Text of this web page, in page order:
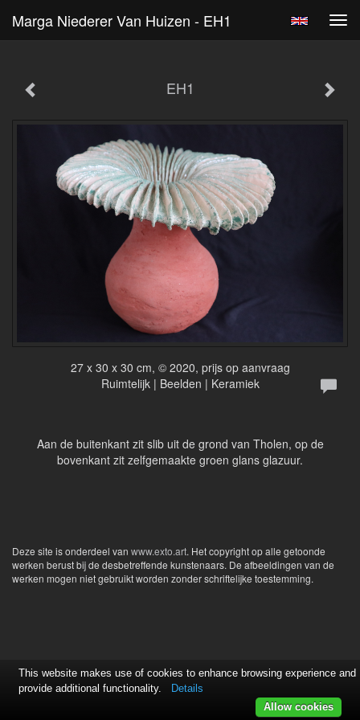
Marga Niederer Van Huizen - EH1
EH1
27 x 30 x 30 cm, © 2020, prijs op aanvraag
Ruimtelijk | Beelden | Keramiek
Aan de buitenkant zit slib uit de grond van Tholen, op de
bovenkant zit zelfgemaakte groen glans glazuur.
Deze site is onderdeel van www.exto.art. Het copyright op alle getoonde
werken berust bij de desbetreffende kunstenaars. De afbeeldingen van de
werken mogen niet gebruikt worden zonder schriftelijke toestemming.
This website makes use of cookies to enhance browsing experience and
provide additional functionality.
Details
Allow cookies